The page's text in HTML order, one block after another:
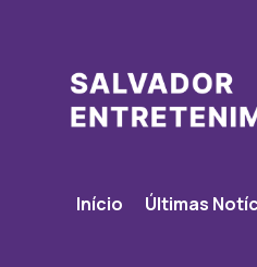
Início Últimas